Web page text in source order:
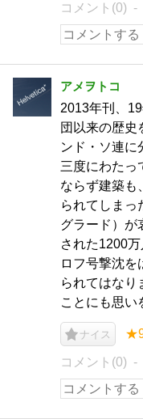
コメント(0)
アメヲトコ
2013年刊、
団以来の歴史
ンド・ソ連に
三度にわたっ
ならず建築も
られてしまっ
グラード）が
された1200
ロフ号撃沈を
られてはなり
ことにも思い
ナイス
コメント(0)